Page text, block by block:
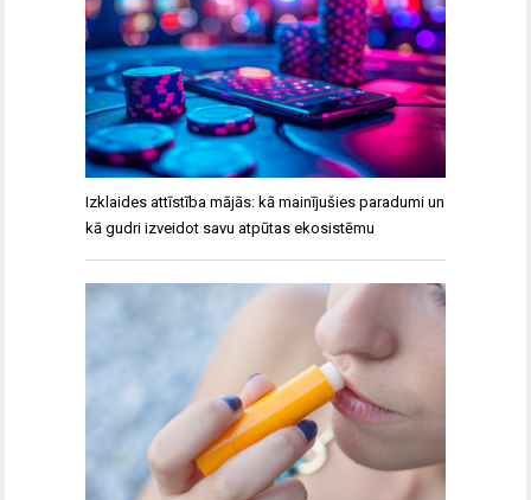
Izklaides attīstība mājās: kā mainījušies paradumi un
kā gudri izveidot savu atpūtas ekosistēmu